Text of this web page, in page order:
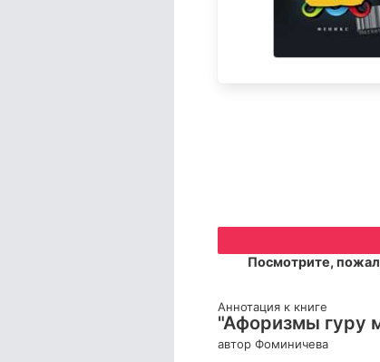
Посмотрите,
Аннотация к книге
"Афоризмы гуру
автор Фоминичева